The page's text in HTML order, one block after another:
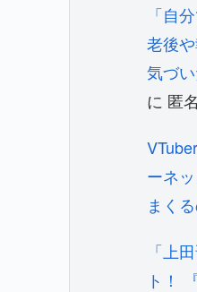
「自
老後
気づ
に 匿名
ーネ
まく
「上
ト！